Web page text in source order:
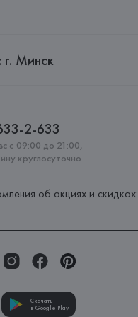
Минск
2-633
с 09:00 до 21:00,
круглосуточно
об акциях и скидках:
Скачать
в Google Play